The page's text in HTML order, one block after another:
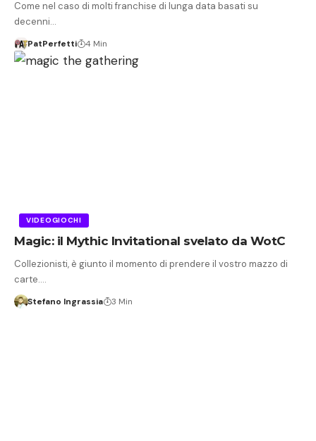
Come nel caso di molti franchise di lunga data basati su
decenni…
PatPerfetti 4 Min
VIDEOGIOCHI
Magic: il Mythic Invitational svelato da WotC
Collezionisti, è giunto il momento di prendere il vostro mazzo di
carte.…
Stefano Ingrassia 3 Min